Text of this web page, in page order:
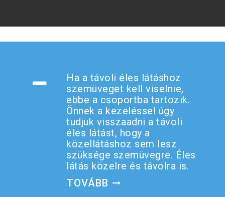
Ha a távoli éles látáshoz
szemüveget kell viselnie,
ebbe a csoportba tartozik.
Önnek a kezeléssel úgy
tudjuk visszaadni a távoli
éles látást, hogy a
közellátáshoz sem lesz
szüksége szemüvegre. Éles
látás közelre és távolra is.
TOVÁBB